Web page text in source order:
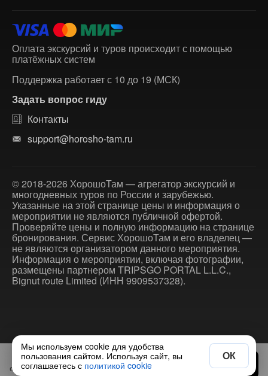
от €610за экскурсию Выбрать дату
Оплата экскурсий и туров происходит с помощью
платёжных систем
Поддержка работает с 10 до 19 (МСК)
Задать вопрос гиду
Контакты
support@horosho-tam.ru
© 2018-2026 ХорошоТам — агрегатор экскурсий и
многодневных туров по России и зарубежью.
Указанные на этой странице цены и информация о
мероприятии не являются публичной офертой.
Проверяйте цены и полную информацию на странице
бронирования. Сервис ХорошоТам и его владелец —
не являются организатором данного мероприятия.
Информация о мероприятии, включая фотографии,
размещены партнером TRIPSGO PORTAL L.L.C.,
Bignut route Limited (ИНН 9909537328).
Мы используем cookie для удобства
пользования сайтом. Используя сайт, вы
соглашаетесь с политикой cookie
ОК